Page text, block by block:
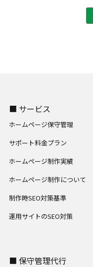
■ サービス
ホームページ保守管理
サポート料金プラン
ホームページ制作実績
ホームページ制作について
制作時SEO対策基準
運用サイトのSEO対策
■ 保守管理代行